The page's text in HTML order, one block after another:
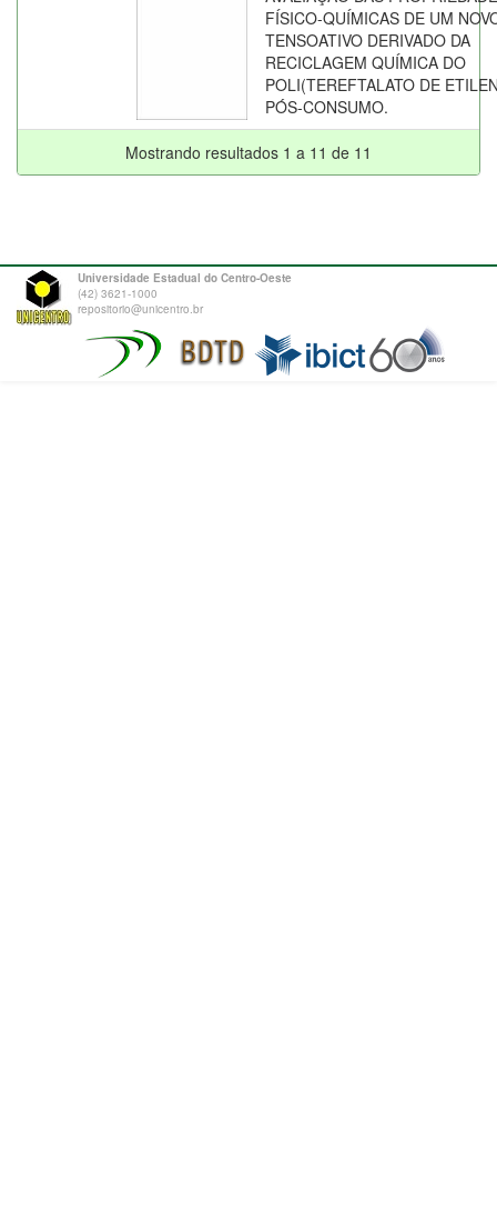
FÍSICO-QUÍMICAS DE UM
TENSOATIVO DERIVADO DA
RECICLAGEM QUÍMICA DO
POLI(TEREFTALATO DE
PÓS-CONSUMO.
Mostrando resultados 1 a 11 de 11
Universidade Estadual do Centro-Oeste
(42) 3621-1000
repositorio@unicentro.br